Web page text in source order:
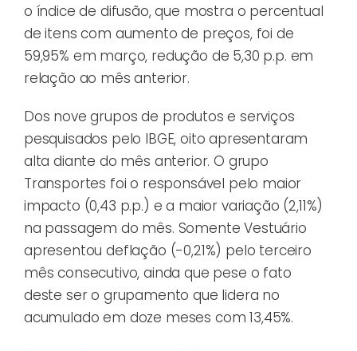
o índice de difusão, que mostra o percentual
de itens com aumento de preços, foi de
59,95% em março, redução de 5,30 p.p. em
relação ao mês anterior.
Dos nove grupos de produtos e serviços
pesquisados pelo IBGE, oito apresentaram
alta diante do mês anterior. O grupo
Transportes foi o responsável pelo maior
impacto (0,43 p.p.) e a maior variação (2,11%)
na passagem do mês. Somente Vestuário
apresentou deflação (-0,21%) pelo terceiro
mês consecutivo, ainda que pese o fato
deste ser o grupamento que lidera no
acumulado em doze meses com 13,45%.